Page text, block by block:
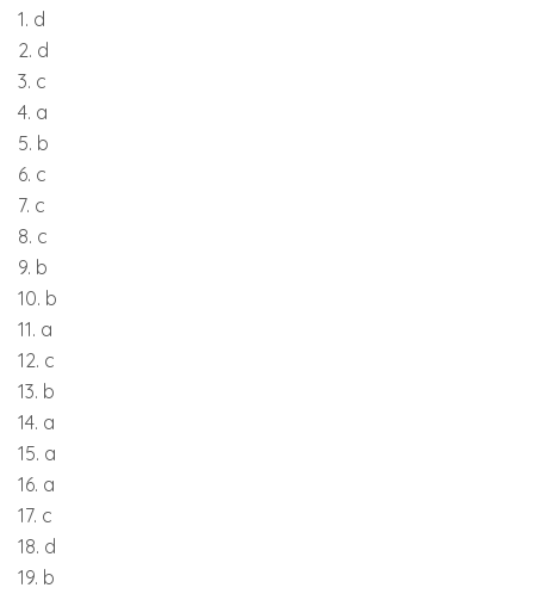
1. d
2. d
3. c
4. a
5. b
6. c
7. c
8. c
9. b
10. b
11. a
12. c
13. b
14. a
15. a
16. a
17. c
18. d
19. b